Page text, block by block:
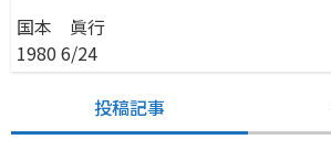
国本 眞行
1980 6/24
投稿記事